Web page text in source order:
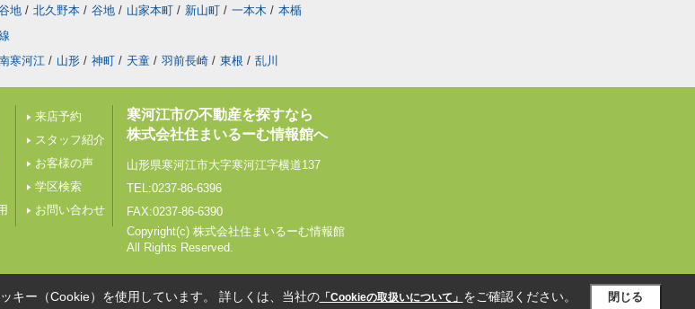
地 / 北久野本 / 谷地 / 山家本町 / 新山町 / 一本木 / 本楯
寒河江 / 山形 / 神町 / 天童 / 羽前長崎 / 東根 / 乱川
来店予約
スタッフ紹介
お客様の声
学区検索
お問い合わせ
寒河江市の不動産を探すなら
株式会社住まいるーむ情報館へ
山形県寒河江市大字寒河江字横道137
TEL:0237-86-6396
FAX:0237-86-6390
Copyright(c) 株式会社住まいるーむ情報館
All Rights Reserved.
キー（Cookie）を使用しています。 詳しくは、当社の「Cookieの取扱いについて」 をご確認ください。 閉じる